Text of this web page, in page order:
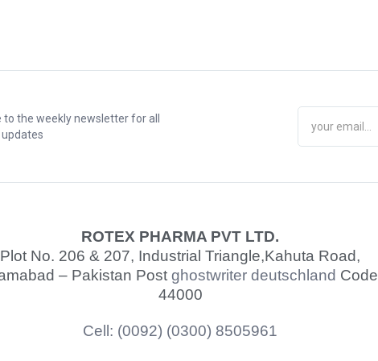
to the weekly newsletter for all
ROTEX PHARMA PVT LTD.
Plot No. 206 & 207, Industrial Triangle,Kahuta Road,
– Pakistan Post ghostwriter deutschland Code
44000
Cell: (0092) (0300) 8505961